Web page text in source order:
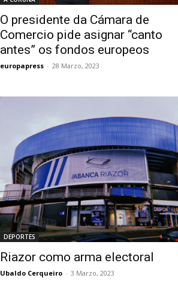
O presidente da Cámara de
Comercio pide asignar “canto
antes” os fondos europeos
europapress - 28 Marzo, 2023
DEPORTES
Riazor como arma electoral
Ubaldo Cerqueiro - 3 Marzo, 2023